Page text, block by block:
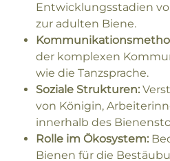
Entwicklungsstadien
zur adulten Biene.
der komplexen
wie die Tanzsprache.
Soziale Strukturen:
von Königin,
innerhalb des
Rolle im Ökosystem:
Bienen für die